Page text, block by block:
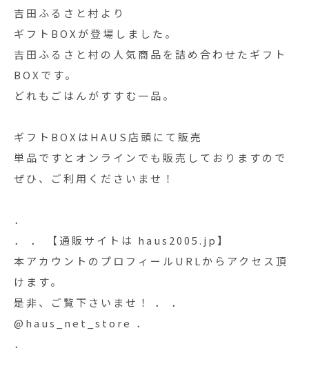
吉田ふるさと村より
ギフトBOXが登場しました。
吉田ふるさと村の人気商品を詰め合わせたギフト
BOXです。
どれもごはんがすすむ一品。
ギフトBOXはHAUS店頭にて販売
単品ですとオンラインでも販売しておりますので
ぜひ、ご利用くださいませ！
．
． ． 【通販サイトは haus2005.jp】
本アカウントのプロフィールURLからアクセス頂
けます。
是非、ご覧下さいませ！ ． ．
@haus_net_store ．
．